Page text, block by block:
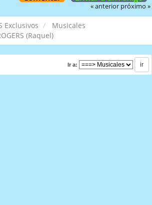
« anterior próximo »
Exclusivos
Musicales
(Raquel)
Ir a: